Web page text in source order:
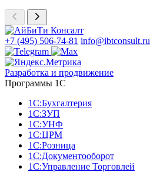
+7 (495) 506-74-81 info@ibtconsult.ru
Разработка и продвижение
Программы 1С
1С:Бухгалтерия
1С:ЗУП
1С:УНФ
1С:ЦРМ
1С:Розница
1С:Документооборот
1С:Управление Торговлей